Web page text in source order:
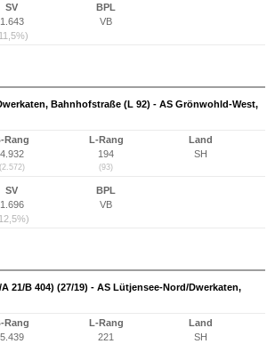
SV
1.643
BPL
VB
Bahnhofstraße (L 92) - AS Grönwohld-West,
Rang
4.932
(2.572)
L-Rang
194
(93)
Land
SH
SV
1.696
BPL
VB
21/B 404) (27/19) - AS Lütjensee-Nord/Dwerkaten,
Rang
5.439
L-Rang
221
Land
SH